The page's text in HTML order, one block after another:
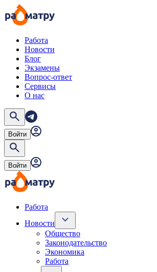
Работа
Новости
Блог
Экзамены
Вопрос-ответ
Сервисы
О нас
Войти
Войти
Работа
Новости
Общество
Законодательство
Экономика
Работа